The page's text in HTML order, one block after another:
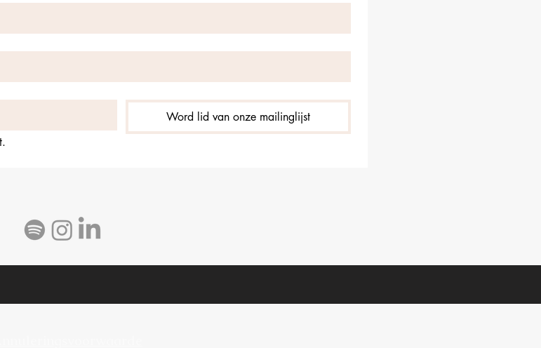
Word lid van onze mailinglijst